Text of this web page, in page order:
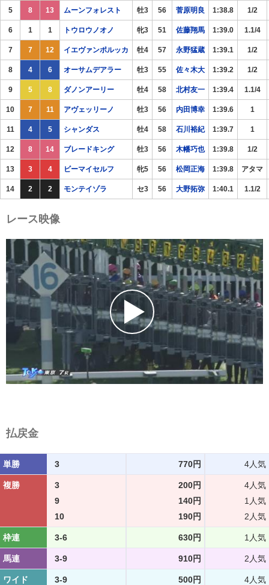
5 8 13 ムーンフォレスト 牡3 56 菅原明良 1:38.8 1/2
6 1 1 トウロウノオノ 牝3 51 佐藤翔馬 1:39.0 1.1/4
7 7 12 イエヴァンポルッカ 牡4 57 永野猛蔵 1:39.1 1/2
8 4 6 オーサムデアラー 牡3 55 佐々木大 1:39.2 1/2
9 5 8 ダノンアーリー 牡4 58 北村友一 1:39.4 1.1/4
10 7 11 アヴェッリーノ 牡3 56 内田博幸 1:39.6 1
11 4 5 シャンダス 牡4 58 石川裕紀 1:39.7 1
12 8 14 ブレードキング 牡3 56 木幡巧也 1:39.8 1/2
13 3 4 ビーマイセルフ 牝5 56 松岡正海 1:39.8 アタマ
14 2 2 モンテイゾラ セ3 56 大野拓弥 1:40.1 1.1/2
レース映像
払戻金
単勝 3 770円 4人気
複勝 3 200円
4人気
9
140円
1人気
10
190円 2人気
枠連 3-6 630円 1人気
馬連 3-9 910円 2人気
ワイド 3-9 500円
4人気